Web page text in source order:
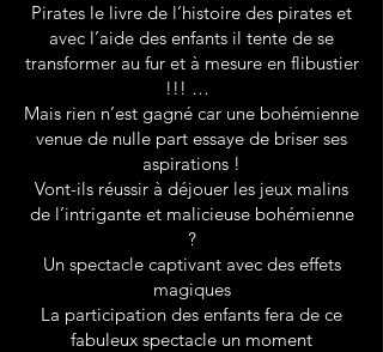
Pirates le livre de l’histoire des pirates et
avec l’aide des enfants il tente de se
transformer au fur et à mesure en flibustier
!!! …
Mais rien n’est gagné car une bohémienne
venue de nulle part essaye de briser ses
aspirations !
Vont-ils réussir à déjouer les jeux malins
de l’intrigante et malicieuse bohémienne
?
Un spectacle captivant avec des effets
magiques
La participation des enfants fera de ce
fabuleux spectacle un moment